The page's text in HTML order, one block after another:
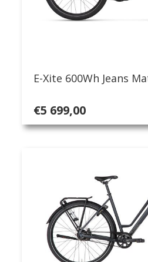
Sportvoeding
E-Xite 600Wh Jeans
€5 699,00